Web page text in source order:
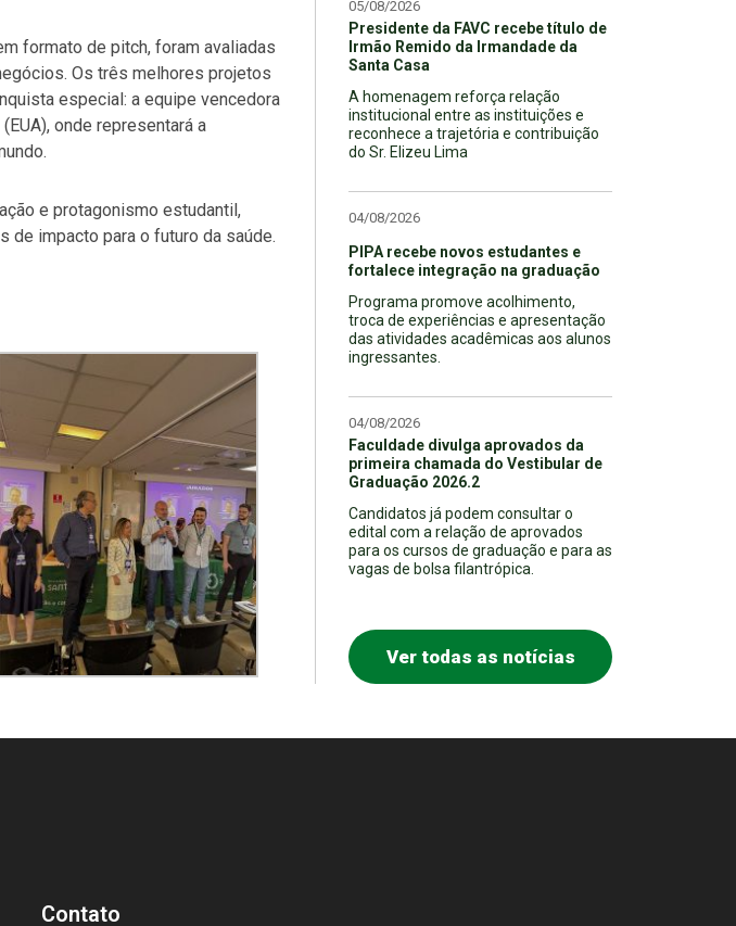
formato de pitch, foram avaliadas
Os três melhores projetos
especial: a equipe vencedora
onde representará a
e protagonismo estudantil,
de impacto para o futuro da saúde.
05/08/2026
Presidente da FAVC recebe título de
Irmão Remido da Irmandade da
Santa Casa
A homenagem reforça relação
institucional entre as instituições e
reconhece a trajetória e contribuição
do Sr. Elizeu Lima
04/08/2026
PIPA recebe novos estudantes e
fortalece integração na graduação
Programa promove acolhimento,
troca de experiências e apresentação
das atividades acadêmicas aos alunos
ingressantes.
04/08/2026
Faculdade divulga aprovados da
primeira chamada do Vestibular de
Graduação 2026.2
Candidatos já podem consultar o
edital com a relação de aprovados
para os cursos de graduação e para as
vagas de bolsa filantrópica.
Ver todas as notícias
Contato